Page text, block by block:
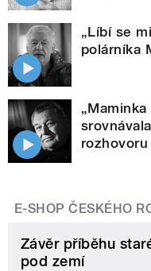
„Líbí se
polárníka
E-SHOP ČESKÉHO
Závěr příběhu
pod zemí